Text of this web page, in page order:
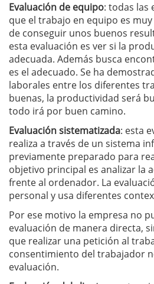
Evaluación de equipo: todas las
que el trabajo en equipo es
de conseguir unos buenos
esta evaluación es ver si la
adecuada. Además busca
es el adecuado. Se ha
laborales entre los diferentes
buenas, la productividad será
todo irá por buen camino.
Evaluación sistematizada: esta
realiza a través de un sistema
previamente preparado para
objetivo principal es analizar la
frente al ordenador. La
personal y usa diferentes
Por ese motivo la empresa no
evaluación de manera directa,
que realizar una petición al
consentimiento del trabajador
evaluación.